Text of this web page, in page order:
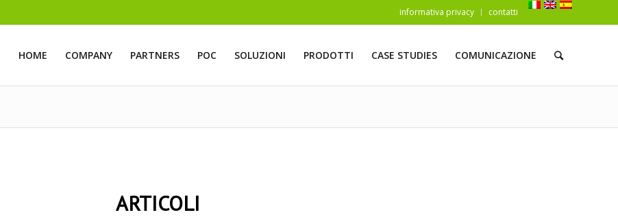
informativa privacy contatti
HOME COMPANY PARTNERS POC SOLUZIONI PRODOTTI CASE STUDIES COMUNICAZIONE
ARTICOLI